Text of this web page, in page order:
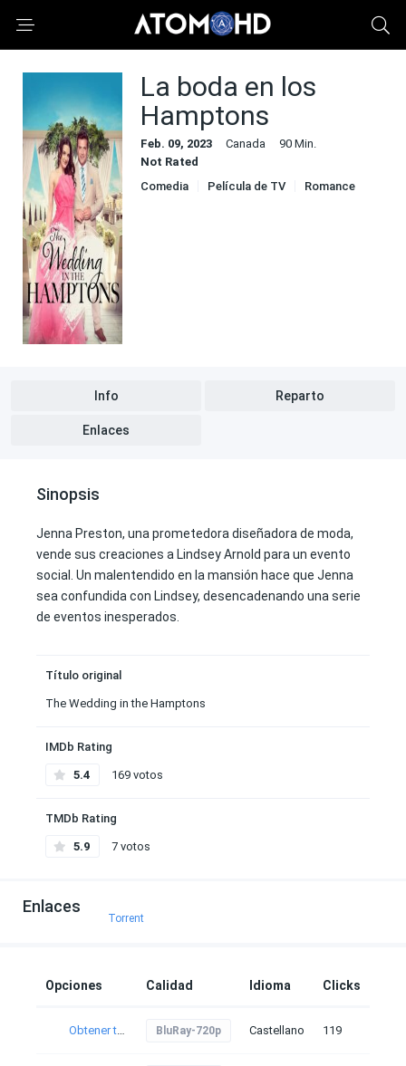
La boda en los
Hamptons
Feb. 09, 2023 Canada
90 Min.
Not Rated
Comedia
Película de TV Romance
Info Reparto
Enlaces
Sinopsis
Jenna Preston, una prometedora diseñadora de moda,
vende sus creaciones a Lindsey Arnold para un evento
social. Un malentendido en la mansión hace que Jenna
sea confundida con Lindsey, desencadenando una serie
de eventos inesperados.
Título original
The Wedding in the Hamptons
IMDb Rating
5.4 169 votos
TMDb Rating
5.9 7 votos
Enlaces
Torrent
Opciones Calidad Idioma Clicks
Obtener torrent BluRay-720p Castellano 119